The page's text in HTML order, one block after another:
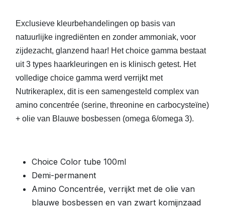
Exclusieve kleurbehandelingen op basis van
natuurlijke ingrediënten en zonder ammoniak, voor
zijdezacht, glanzend haar! Het choice gamma bestaat
uit 3 types haarkleuringen en is klinisch getest. Het
volledige choice gamma werd verrijkt met
Nutrikeraplex, dit is een samengesteld complex van
amino concentrée (serine, threonine en carbocysteïne)
+ olie van Blauwe bosbessen (omega 6/omega 3).
Choice Color tube 100ml
Demi-permanent
Amino Concentrée, verrijkt met de olie van
blauwe bosbessen en van zwart komijnzaad